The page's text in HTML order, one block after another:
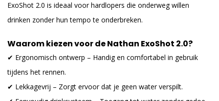
ExoShot 2.0 is ideaal voor hardlopers die onderweg willen
drinken zonder hun tempo te onderbreken.
Waarom kiezen voor de Nathan ExoShot 2.0?
✔ Ergonomisch ontwerp – Handig en comfortabel in gebruik
tijdens het rennen.
✔ Lekkagevrij – Zorgt ervoor dat je geen water verspilt.